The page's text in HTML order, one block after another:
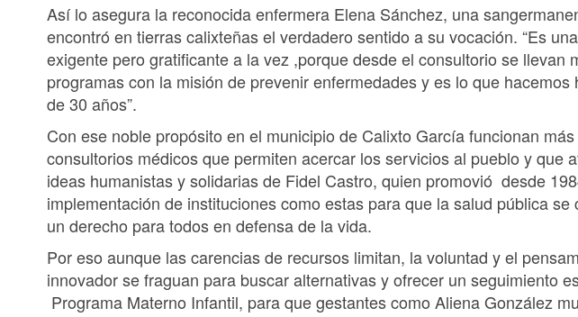
Así lo asegura la reconocida enfermera Elena Sánchez, una
encontró en tierras calixteñas el verdadero sentido a su vocación. “Es
exigente pero gratificante a la vez ,porque desde el consultorio se llevan
programas con la misión de prevenir enfermedades y es lo que hacemos
de 30 años”.
Con ese noble propósito en el municipio de Calixto García funcionan
consultorios médicos que permiten acercar los servicios al pueblo y que
ideas humanistas y solidarias de Fidel Castro, quien promovió desde
implementación de instituciones como estas para que la salud pública se
un derecho para todos en defensa de la vida.
Por eso aunque las carencias de recursos limitan, la voluntad y el
innovador se fraguan para buscar alternativas y ofrecer un seguimiento
Programa Materno Infantil, para que gestantes como Aliena González